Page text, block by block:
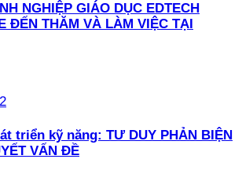
NGHIỆP GIÁO DỤC EDTECH
ĐẾN THĂM VÀ LÀM VIỆC TẠI
triển kỹ năng: TƯ DUY PHẢN BIỆN
VẤN ĐỀ